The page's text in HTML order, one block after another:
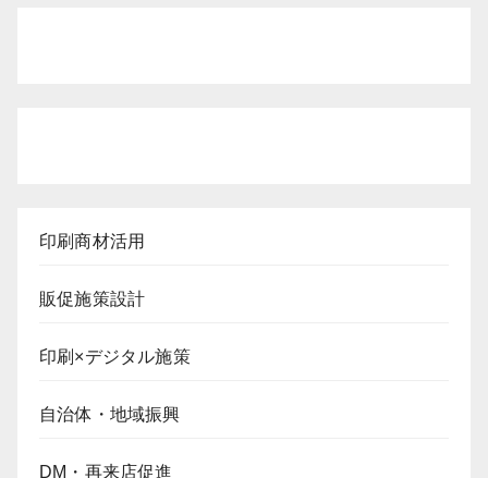
印刷商材活用
販促施策設計
印刷×デジタル施策
自治体・地域振興
DM・再来店促進